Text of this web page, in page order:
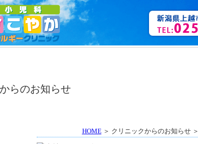
HOME＞ クリニックからのお知らせ ＞